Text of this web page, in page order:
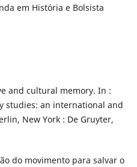
em História e Bolsista
and cultural memory. In :
studies: an international and
New York : De Gruyter,
do movimento para salvar o